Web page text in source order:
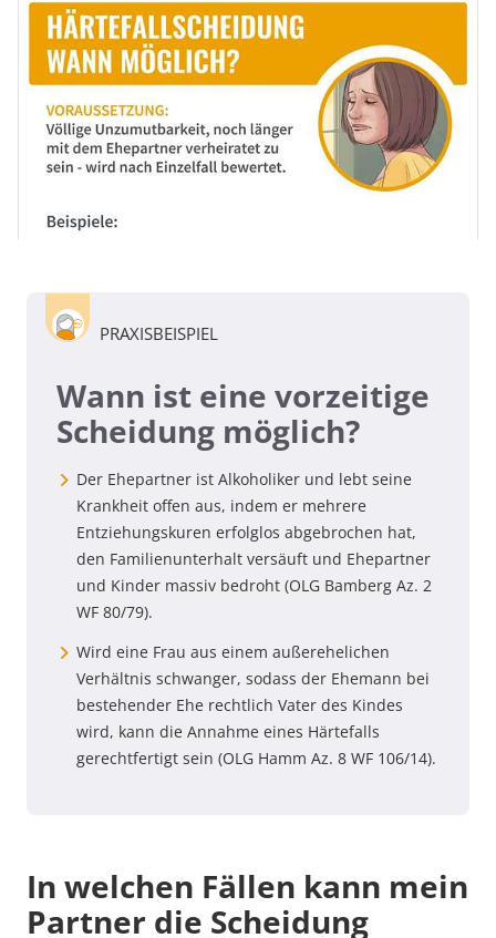
PRAXISBEISPIEL
Wann ist eine vorzeitige
Scheidung möglich?
Der Ehepartner ist Alkoholiker und lebt seine
Krankheit offen aus, indem er mehrere
Entziehungskuren erfolglos abgebrochen hat,
den Familienunterhalt versäuft und Ehepartner
und Kinder massiv bedroht (OLG Bamberg Az. 2
WF 80/79).
Wird eine Frau aus einem außerehelichen
Verhältnis schwanger, sodass der Ehemann bei
bestehender Ehe rechtlich Vater des Kindes
wird, kann die Annahme eines Härtefalls
gerechtfertigt sein (OLG Hamm Az. 8 WF 106/14).
In welchen Fällen kann mein
Partner die Scheidung